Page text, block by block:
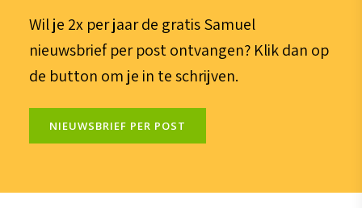
Wil je 2x per jaar de gratis Samuel
nieuwsbrief per post ontvangen? Klik dan op
de button om je in te schrijven.
NIEUWSBRIEF PER POST